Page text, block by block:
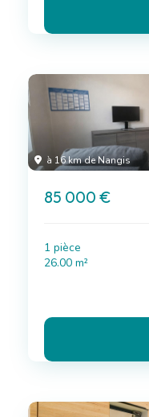
à 16 km de Nangis
85 000 €
1 pièce
26.00 m²